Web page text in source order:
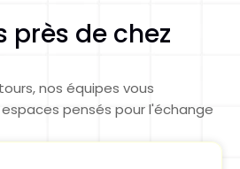
près de chez
nos équipes vous
pensés pour l'échange